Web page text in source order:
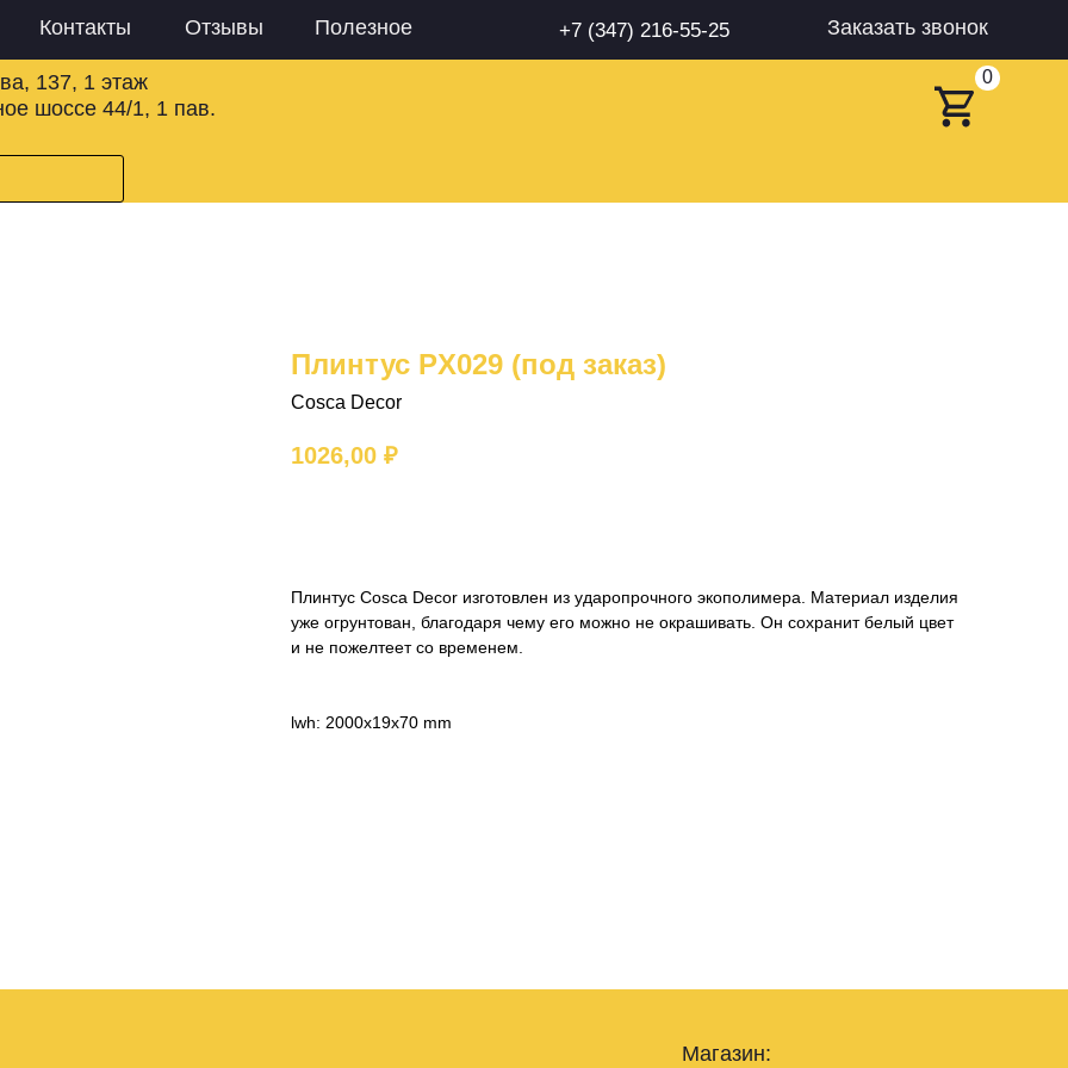
Контакты Отзывы Полезное Заказать звонок
шоссе 44/1, 1 пав.
137, 1 этаж 0
+7 (347) 216-55-25
Плинтус PX029 (под заказ)
Cosca Decor
1026,00 ₽
Плинтус Cosca Decor изготовлен из ударопрочного экополимера. Материал изделия
уже огрунтован, благодаря чему его можно не окрашивать. Он сохранит белый цвет
и не пожелтеет со временем.
lwh: 2000x19x70 mm
Магазин: